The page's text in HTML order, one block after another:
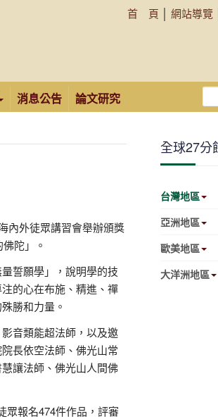
首 頁 網站導覽
消息公告 論文研究
尋
內外徒眾講習會舉辦頒獎
陀」。
誓願學」，說明學的技
的心在布施、精進、禪
勝和力量。
音類能超法師，以及邀
長依空法師、佛光山常
讓法師、佛光山人間佛
眾報名474件作品，評審
全球27分
台灣地區
亞洲地區
歐美地區
大洋洲地區